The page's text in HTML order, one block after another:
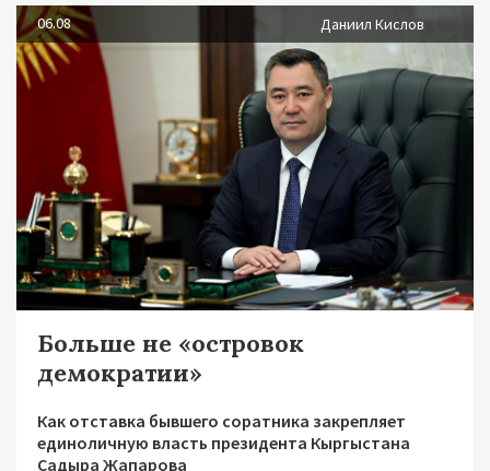
06.08 Даниил Кислов
Больше не «островок
демократии»
Как отставка бывшего соратника закрепляет
единоличную власть президента Кыргыстана
Садыра Жапарова